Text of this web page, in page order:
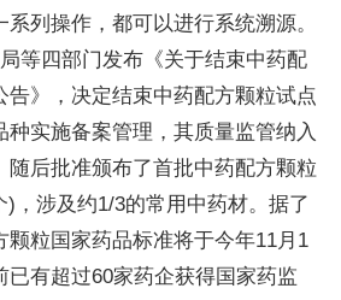
列操作，都可以进行系统溯源。
等四部门发布《关于结束中药配
告》，决定结束中药配方颗粒试点
种实施备案管理，其质量监管纳入
随后批准颁布了首批中药配方颗粒
)，涉及约1/3的常用中药材。据了
颗粒国家药品标准将于今年11月1
已有超过60家药企获得国家药监